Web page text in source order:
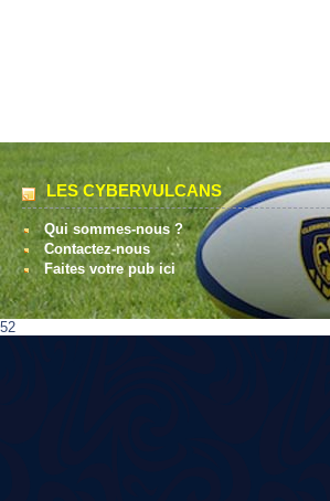
LES CYBERVULCANS
Qui sommes-nous ?
Contactez-nous
Faites votre pub ici
52